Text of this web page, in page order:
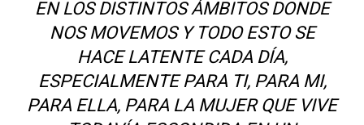
EN LOS DISTINTOS ÁMBITOS DONDE
NOS MOVEMOS Y TODO ESTO SE
HACE LATENTE CADA DÍA,
ESPECIALMENTE PARA TI, PARA MI,
PARA ELLA, PARA LA MUJER QUE VIVE